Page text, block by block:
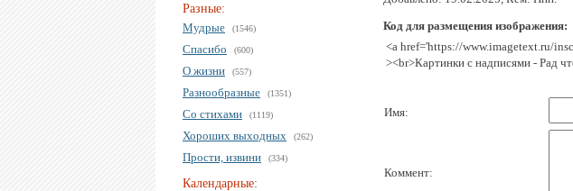
Разные:
Мудрые
(1546)
Спасибо (600)
О жизни (557)
Разнообразные (1351)
Со стихами (1119)
Хороших выходных (262)
Прости, извини (334)
Календарные:
Код для размещения изображения:
<a href='https://www.imagetext.ru/
><br>Картинки с надписями - Рад
Имя:
Коммент: